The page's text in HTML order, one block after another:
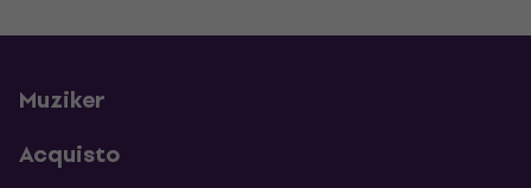
Muziker
Acquisto